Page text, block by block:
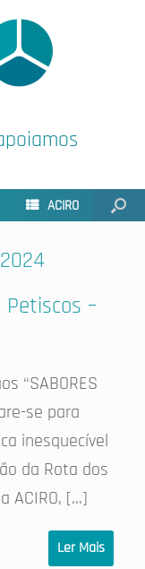
ACIRO
Petiscos –
“SABORES
se para
inesquecível
da Rota dos
ACIRO, […]
Ler Mais